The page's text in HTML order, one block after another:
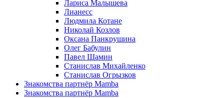
Лариса Малышева
Лианесс
Людмила Котане
Николай Козлов
Оксана Панкрушина
Олег Бабулин
Павел Шамин
Станислав Михайленко
Станислав Огрызков
Знакомства партнёр Mamba
Знакомства партнёр Mamba